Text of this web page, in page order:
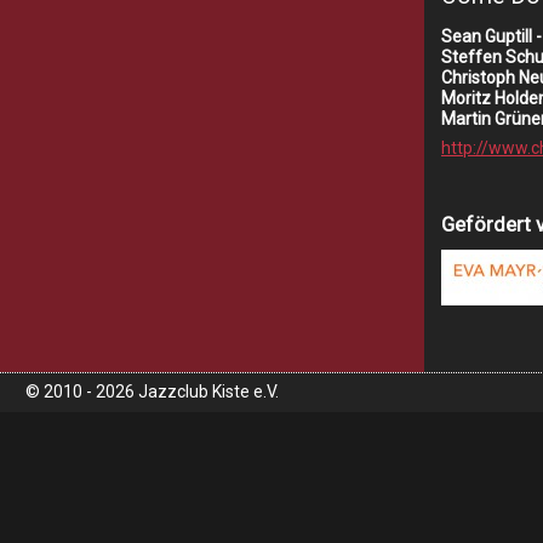
Sean Guptill
Steffen
Christoph
Moritz
Martin
http://
Gefördert
© 2010 - 2026 Jazzclub Kiste e.V.